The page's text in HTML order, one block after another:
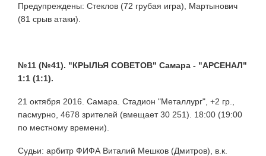
Предупреждены: Стеклов (72 грубая игра), Мартынович
(81 срыв атаки).
№11 (№41). "КРЫЛЬЯ СОВЕТОВ" Самара - "АРСЕНАЛ"
1:1 (1:1).
21 октября 2016. Самара. Стадион "Металлург", +2 гр.,
пасмурно, 4678 зрителей (вмещает 30 251). 18:00 (19:00
по местному времени).
Судьи: арбитр ФИФА Виталий Мешков (Дмитров), в.к.